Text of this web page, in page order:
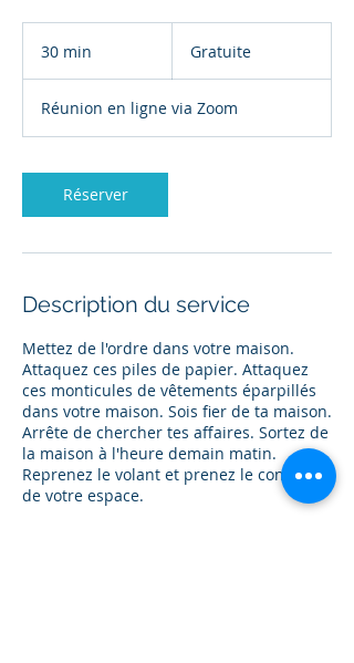
30 min
i
n
Gratuite
Réunion en ligne via Zoom
Réserver
Description du service
Mettez de l'ordre dans votre maison.
Attaquez ces piles de papier. Attaquez
ces monticules de vêtements éparpillés
dans votre maison. Sois fier de ta maison.
Arrête de chercher tes affaires. Sortez de
la maison à l'heure demain matin.
Reprenez le volant et prenez le contrôle
de votre espace.